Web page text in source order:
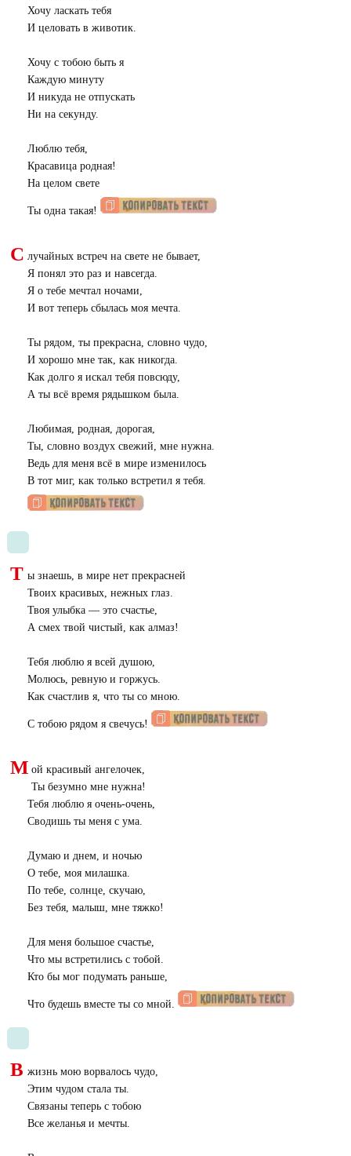
Хочу ласкать тебя
И целовать в животик.
Хочу с тобою быть я
Каждую минуту
И никуда не отпускать
Ни на секунду.
Люблю тебя,
Красавица родная!
На целом свете
Ты одна такая!
С лучайных встреч на свете не бывает,
Я понял это раз и навсегда.
Я о тебе мечтал ночами,
И вот теперь сбылась моя мечта.
Ты рядом, ты прекрасна, словно чудо,
И хорошо мне так, как никогда.
Как долго я искал тебя повсюду,
А ты всё время рядышком была.
Любимая, родная, дорогая,
Ты, словно воздух свежий, мне нужна.
Ведь для меня всё в мире изменилось
В тот миг, как только встретил я тебя.
Т ы знаешь, в мире нет прекрасней
Твоих красивых, нежных глаз.
Твоя улыбка — это счастье,
А смех твой чистый, как алмаз!
Тебя люблю я всей душою,
Молюсь, ревную и горжусь.
Как счастлив я, что ты со мною.
С тобою рядом я свечусь!
М ой красивый ангелочек,
Ты безумно мне нужна!
Тебя люблю я очень-очень,
Сводишь ты меня с ума.
Думаю и днем, и ночью
О тебе, моя милашка.
По тебе, солнце, скучаю,
Без тебя, малыш, мне тяжко!
Для меня большое счастье,
Что мы встретились с тобой.
Кто бы мог подумать раньше,
Что будешь вместе ты со мной.
В жизнь мою ворвалось чудо,
Этим чудом стала ты.
Связаны теперь с тобою
Все желанья и мечты.